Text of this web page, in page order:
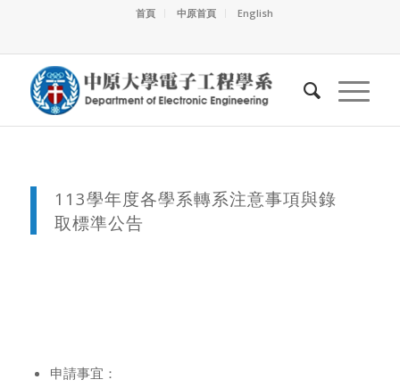
首頁 中原首頁 English
113學年度各學系轉系注意事項與錄
取標準公告
申請事宜：